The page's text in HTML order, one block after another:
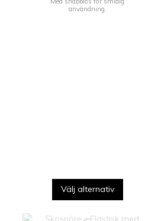
användning.
Välj alternativ